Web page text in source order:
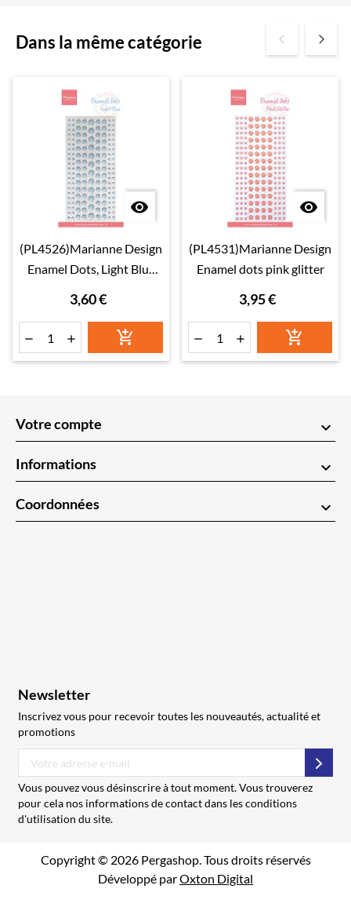
Dans la même catégorie

(PL4526)Marianne Design
Enamel Dots, Light Blue
3,60 €
  

(PL4531)Marianne Design
Enamel dots pink glitter
3,95 €
  
Votre compte keyboard_arrow_down
Informations keyboard_arrow_down
Coordonnées keyboard_arrow_down
Newsletter
Inscrivez vous pour recevoir toutes les nouveautés, actualité et
promotions
Vous pouvez vous désinscrire à tout moment. Vous trouverez
pour cela nos informations de contact dans les conditions
d'utilisation du site.
Copyright © 2026 Pergashop. Tous droits réservés
Développé parOxton Digital